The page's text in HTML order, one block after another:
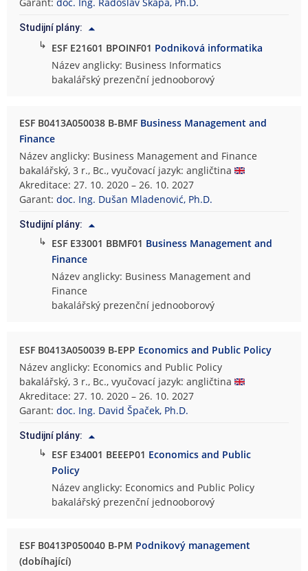
Garant:doc. Ing. Radoslav Škapa, Ph.D.
Studijní plány:
↳ ESF E21601 BPOINF01 Podniková informatika
Název anglicky: Business Informatics
bakalářský prezenční jednooborový
ESF B0413A050038 B-BMF Business Management and
Finance
Název anglicky: Business Management and Finance
bakalářský, 3 r., Bc., vyučovací jazyk: angličtina
Akreditace: 27. 10. 2020 – 26. 10. 2027
Garant:doc. Ing. Dušan Mladenović, Ph.D.
Studijní plány:
↳ ESF E33001 BBMF01 Business Management and
Finance
Název anglicky: Business Management and
Finance
bakalářský prezenční jednooborový
ESF B0413A050039 B-EPP Economics and Public Policy
Název anglicky: Economics and Public Policy
bakalářský, 3 r., Bc., vyučovací jazyk: angličtina
Akreditace: 27. 10. 2020 – 26. 10. 2027
Garant:doc. Ing. David Špaček, Ph.D.
Studijní plány:
↳ ESF E34001 BEEEP01 Economics and Public
Policy
Název anglicky: Economics and Public Policy
bakalářský prezenční jednooborový
ESF B0413P050040 B-PM Podnikový management
(dobíhající)